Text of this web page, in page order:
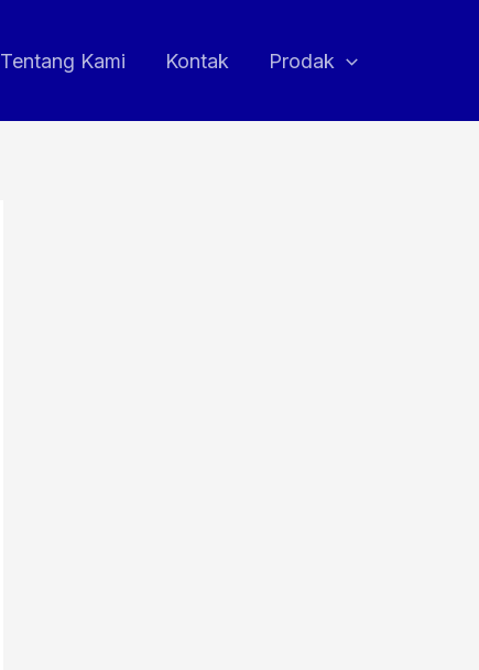
Tentang Kami Kontak Prodak